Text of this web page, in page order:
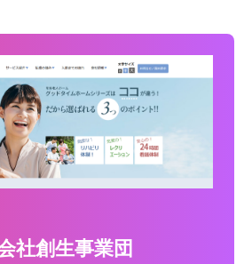
社創生事業団